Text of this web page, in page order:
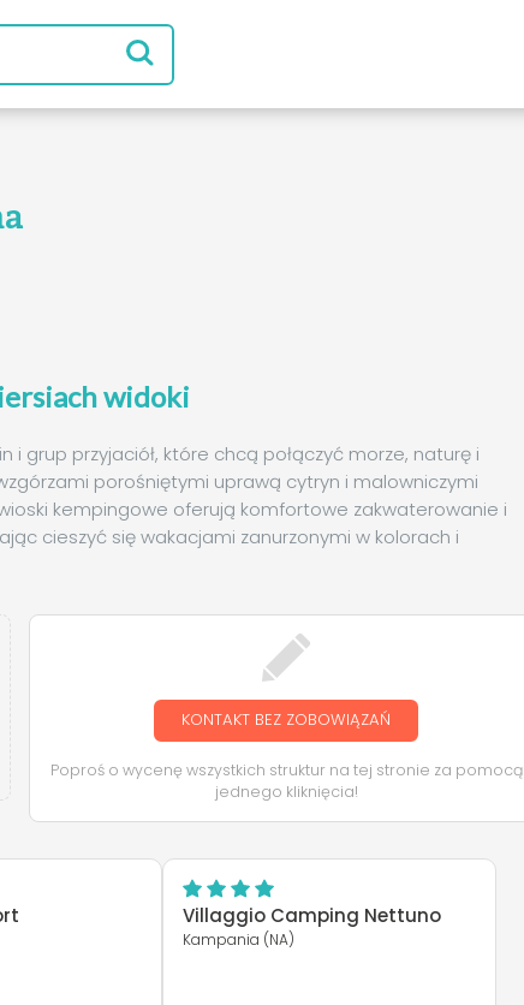
widoki
grup przyjaciół, które chcą połączyć morze, naturę i
porośniętymi uprawą cytryn i malowniczymi
kempingowe oferują komfortowe zakwaterowanie i
cieszyć się wakacjami zanurzonymi w kolorach i
KONTAKT BEZ ZOBOWIĄZAŃ
Poproś o wycenę wszystkich struktur na tej stronie za pomocą
jednego kliknięcia!
Villaggio Camping Nettuno
Kampania (NA)